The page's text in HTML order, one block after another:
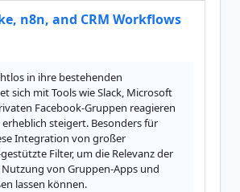
n8n, and CRM Workflows
in ihre bestehenden
sich mit Tools wie Slack, Microsoft
Facebook-Gruppen reagieren
steigert. Besonders für
Integration von großer
Filter, um die Relevanz der
von Gruppen-Apps und
lassen können.